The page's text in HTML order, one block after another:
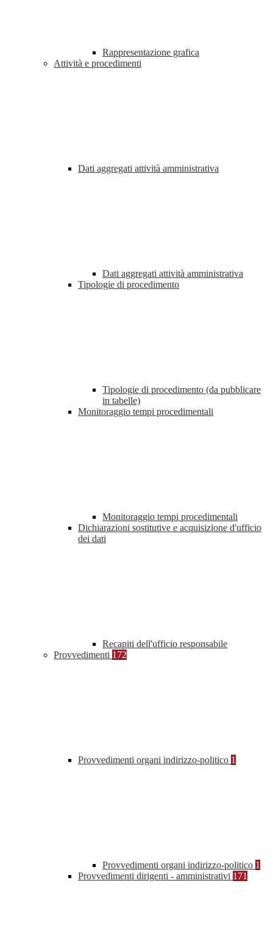
Rappresentazione grafica
Attività e procedimenti
Dati aggregati attività amministrativa
Dati aggregati attività amministrativa
Tipologie di procedimento
Tipologie di procedimento (da pubblicare
in tabelle)
Monitoraggio tempi procedimentali
Monitoraggio tempi procedimentali
Dichiarazioni sostitutive e acquisizione d'ufficio
dei dati
Recapiti dell'ufficio responsabile
Provvedimenti 172
Provvedimenti organi indirizzo-politico 1
Provvedimenti organi indirizzo-politico 1
Provvedimenti dirigenti - amministrativi 171